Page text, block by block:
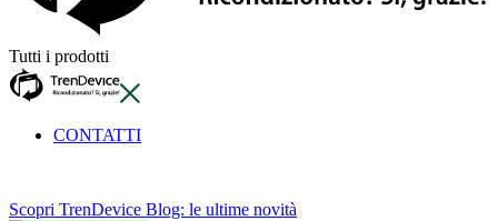
Tutti i prodotti
CONTATTI
Scopri TrenDevice Blog: le ultime novità